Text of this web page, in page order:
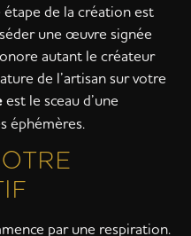
de la création est
une œuvre signée
autant le créateur
de l’artisan sur votre
est le sceau d’une
éphémères.
par une respiration.